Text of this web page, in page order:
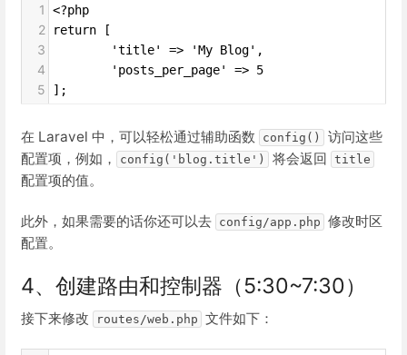
1 <?php
2 return [
3
        'title' => 'My Blog',
4
        'posts_per_page' => 5
5 ];
在 Laravel 中，可以轻松通过辅助函数 config()
访问这些
配置项，例如，
config('blog.title') 将会返回 title
配置项的值。
此外，如果需要的话你还可以去 config/app.php 修改时区
配置。
4、创建路由和控制器（5:30~7:30）
接下来修改 routes/web.php 文件如下：